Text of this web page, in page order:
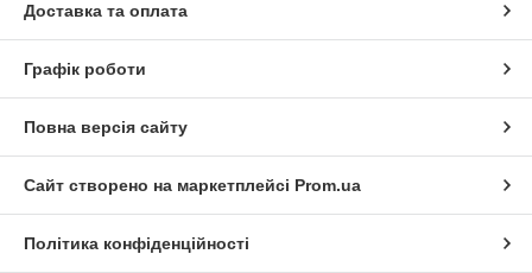
Доставка та оплата
Графік роботи
Повна версія сайту
Сайт створено на маркетплейсі Prom.ua
Політика конфіденційності